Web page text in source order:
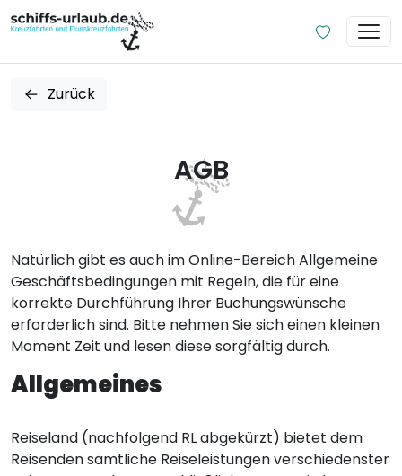
Zurück
AGB
Natürlich gibt es auch im Online-Bereich Allgemeine
Geschäftsbedingungen mit Regeln, die für eine
korrekte Durchführung Ihrer Buchungswünsche
erforderlich sind. Bitte nehmen Sie sich einen kleinen
Moment Zeit und lesen diese sorgfältig durch.
Allgemeines
Reiseland (nachfolgend RL abgekürzt) bietet dem
Reisenden sämtliche Reiseleistungen verschiedenster